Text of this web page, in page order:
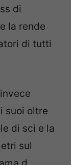
di
la rende
di tutti
suoi oltre
di sci e la
sul